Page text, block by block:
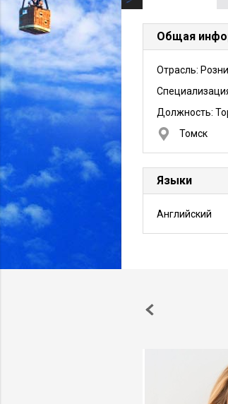
Общая
Отрасль:
Должность:
Томск
Языки
Английский